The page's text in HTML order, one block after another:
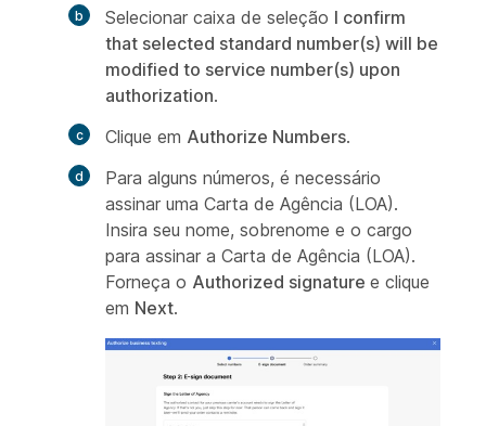
Selecionar caixa de seleção I confirm
that selected standard number(s) will be
modified to service number(s) upon
authorization.
Clique em Authorize Numbers.
Para alguns números, é necessário
assinar uma Carta de Agência (LOA).
Insira seu nome, sobrenome e o cargo
para assinar a Carta de Agência (LOA).
Forneça o Authorized signature e clique
em Next.